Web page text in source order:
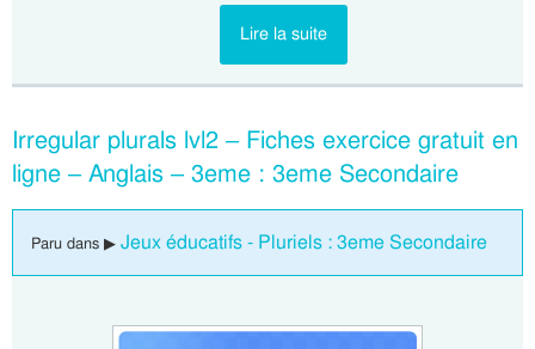
Lire la suite
Irregular plurals lvl2 – Fiches exercice gratuit en
ligne – Anglais – 3eme : 3eme Secondaire
Paru dans ▶ Jeux éducatifs - Pluriels : 3eme Secondaire